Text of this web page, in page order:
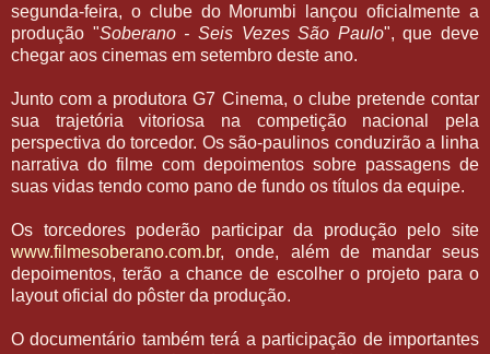
segunda-feira, o clube do Morumbi lançou oficialmente a
produção "Soberano - Seis Vezes São Paulo", que deve
chegar aos cinemas em setembro deste ano.
Junto com a produtora G7 Cinema, o clube pretende contar
sua trajetória vitoriosa na competição nacional pela
perspectiva do torcedor. Os são-paulinos conduzirão a linha
narrativa do filme com depoimentos sobre passagens de
suas vidas tendo como pano de fundo os títulos da equipe.
Os torcedores poderão participar da produção pelo site
www.filmesoberano.com.br, onde, além de mandar seus
depoimentos, terão a chance de escolher o projeto para o
layout oficial do pôster da produção.
O documentário também terá a participação de importantes